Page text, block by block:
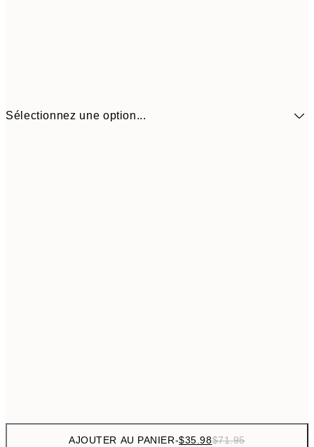
Sélectionnez une option...
AJOUTER AU PANIER-$35.98$71.95